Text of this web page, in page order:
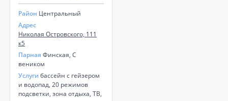
Район Центральный
Адрес
Николая Островского, 111
к5
Парная Финская, С
веником
Услуги бассейн с гейзером
и водопад, 20 режимов
подсветки, зона отдыха, ТВ,